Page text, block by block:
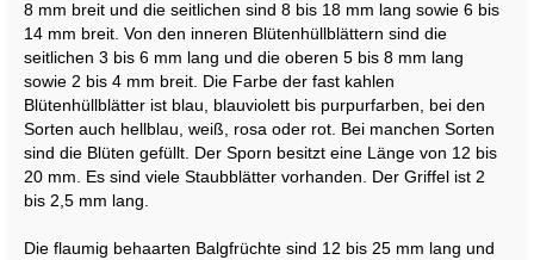
8 mm breit und die seitlichen sind 8 bis 18 mm lang sowie 6 bis
14 mm breit. Von den inneren Blütenhüllblättern sind die
seitlichen 3 bis 6 mm lang und die oberen 5 bis 8 mm lang
sowie 2 bis 4 mm breit. Die Farbe der fast kahlen
Blütenhüllblätter ist blau, blauviolett bis purpurfarben, bei den
Sorten auch hellblau, weiß, rosa oder rot. Bei manchen Sorten
sind die Blüten gefüllt. Der Sporn besitzt eine Länge von 12 bis
20 mm. Es sind viele Staubblätter vorhanden. Der Griffel ist 2
bis 2,5 mm lang.
Die flaumig behaarten Balgfrüchte sind 12 bis 25 mm lang und